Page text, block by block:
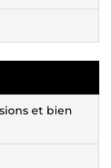
et bien